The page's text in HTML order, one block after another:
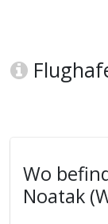
Wo
Noatak